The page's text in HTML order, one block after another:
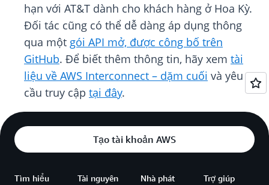
hạn với AT&T dành cho khách hàng ở Hoa Kỳ.
Đối tác cũng có thể dễ dàng áp dụng thông
qua một gói API mở, được công bố trên
GitHub. Để biết thêm thông tin, hãy xem tài
liệu về AWS Interconnect – dặm cuối và yêu
cầu truy cập tại đây.
Tạo tài khoản AWS
Tìm hiểu Tài nguyên
Nhà phát
Trợ giúp